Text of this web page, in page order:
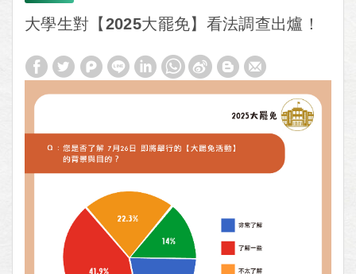
大學生對【2025大罷免】看法調查出爐！